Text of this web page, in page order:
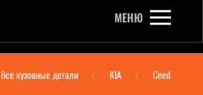
МЕНЮ
Все кузовные детали KIA
Ceed